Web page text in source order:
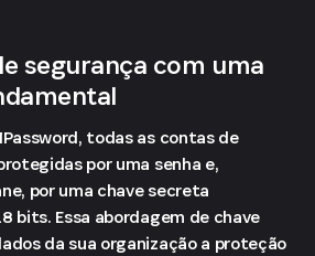
segurança com uma
todas as contas de
por uma senha e,
por uma chave secreta
bits. Essa abordagem de chave
da sua organização a proteção